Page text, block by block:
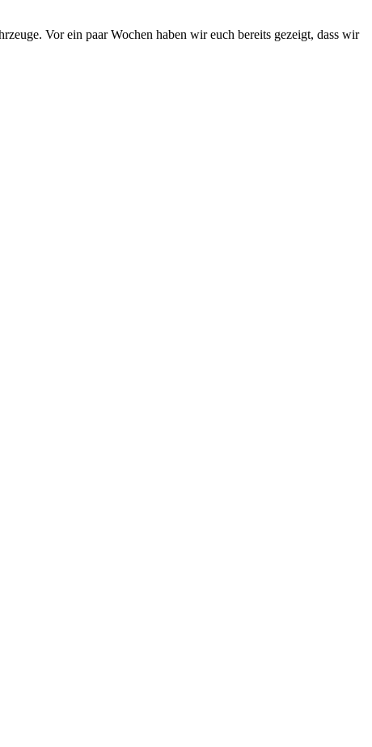
Vor ein paar Wochen haben wir euch bereits gezeigt, dass wir